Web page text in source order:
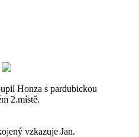
Honza s pardubickou
2.místě.
vzkazuje Jan.